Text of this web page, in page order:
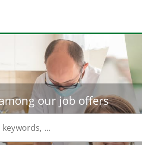
our job offers